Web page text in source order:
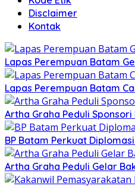
Disclaimer
Kontak
Lapas Perempuan Batam
Lapas Perempuan Batam
Artha Graha Peduli Sponsori
BP Batam Perkuat
Artha Graha Peduli Gelar